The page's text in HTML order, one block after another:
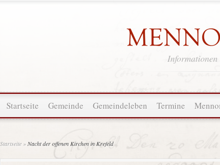
Startseite Gemeinde Gemeindeleben Termine
Startseite »Nacht der offenen Kirchen in Krefeld